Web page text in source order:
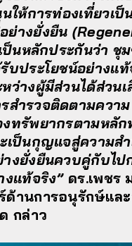
ให้การท่องเที่ยวเป็
ย่างยั่งยืน
ป็นหลักประกันว่า ชุ
บประโยชน์อย่างแ
ว่างผู้มีส่วนได้ส่วน
สำรวจติดตามความ
ทรัพยากรตามหลัก
เป็นกุญแจสู่ความสำ
างยั่งยืนควบคู่กับไ
งแท้จริง” ดร.เพชร
ด้านการอนุรักษ์แล
กล่าว